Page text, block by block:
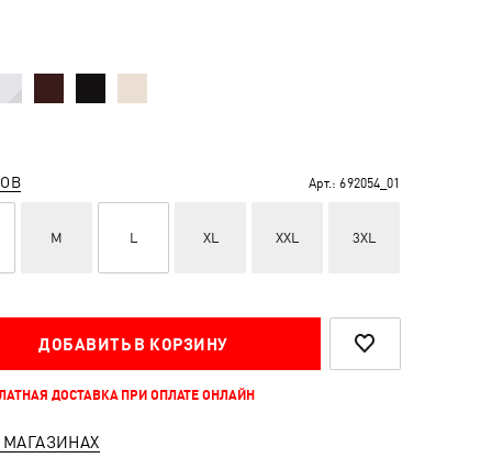
Арт.: 692054_01
M L XL XXL 3XL
ДОБАВИТЬ В КОРЗИНУ
ДОСТАВКА ПРИ ОПЛАТЕ ОНЛАЙН